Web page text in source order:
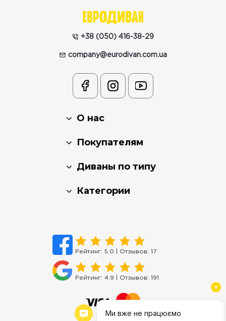
+38 (050) 416-38-29
company@eurodivan.com.ua
О нас
Покупателям
Диваны по типу
Категории
Рейтинг: 5.0 | Отзывов: 17
Рейтинг: 4.9 | Отзывов: 191